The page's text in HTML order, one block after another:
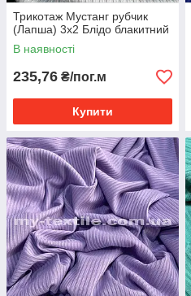
Трикотаж Мустанг рубчик
(Лапша) 3х2 Блідо блакитний
В наявності
235,76 ₴/пог.м
Купити